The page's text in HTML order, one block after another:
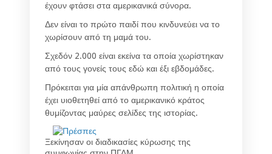
έχουν φτάσει στα αμερικανικά σύνορα.
Δεν είναι το πρώτο παιδί που κινδυνεύει να το
χωρίσουν από τη μαμά του.
Σχεδόν 2.000 είναι εκείνα τα οποία χωρίστηκαν
από τους γονείς τους εδώ και έξι εβδομάδες.
Πρόκειται για μία απάνθρωπη πολιτική η οποία
έχει υιοθετηθεί από το αμερικανικό κράτος
θυμίζοντας μαύρες σελίδες της ιστορίας.
Ξεκίνησαν οι διαδικασίες κύρωσης της